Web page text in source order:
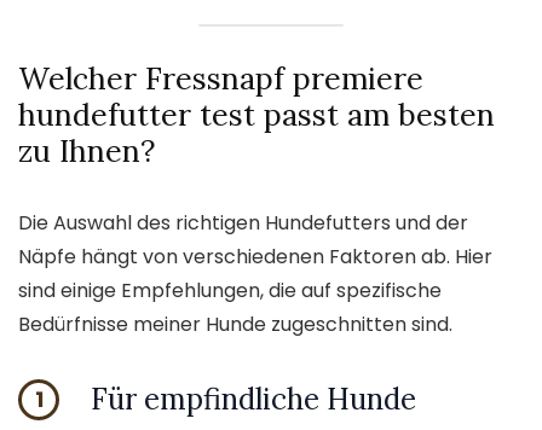
Welcher Fressnapf premiere
hundefutter test passt am besten
zu Ihnen?
Die Auswahl des richtigen Hundefutters und der
Näpfe hängt von verschiedenen Faktoren ab. Hier
sind einige Empfehlungen, die auf spezifische
Bedürfnisse meiner Hunde zugeschnitten sind.
1 Für empfindliche Hunde